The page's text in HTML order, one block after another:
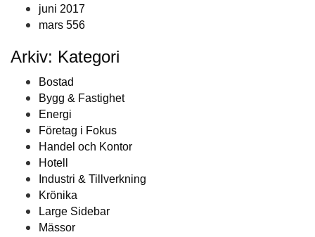
juni 2017
mars 556
Arkiv: Kategori
Bostad
Bygg & Fastighet
Energi
Företag i Fokus
Handel och Kontor
Hotell
Industri & Tillverkning
Krönika
Large Sidebar
Mässor